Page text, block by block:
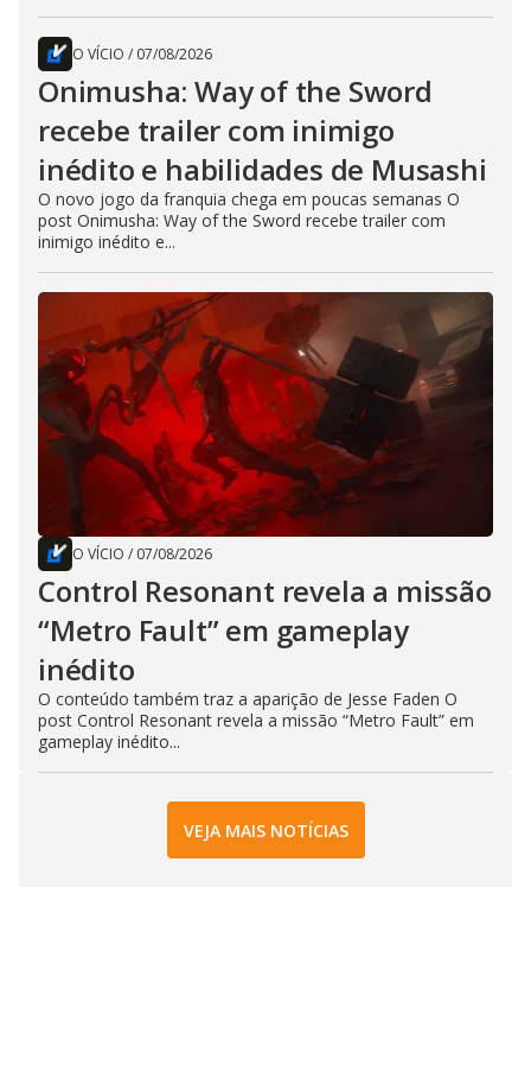
O VÍCIO / 07/08/2026
Onimusha: Way of the Sword
recebe trailer com inimigo
inédito e habilidades de Musashi
O novo jogo da franquia chega em poucas semanas O
post Onimusha: Way of the Sword recebe trailer com
inimigo inédito e...
O VÍCIO / 07/08/2026
Control Resonant revela a missão
“Metro Fault” em gameplay
inédito
O conteúdo também traz a aparição de Jesse Faden O
post Control Resonant revela a missão “Metro Fault” em
gameplay inédito...
VEJA MAIS NOTÍCIAS